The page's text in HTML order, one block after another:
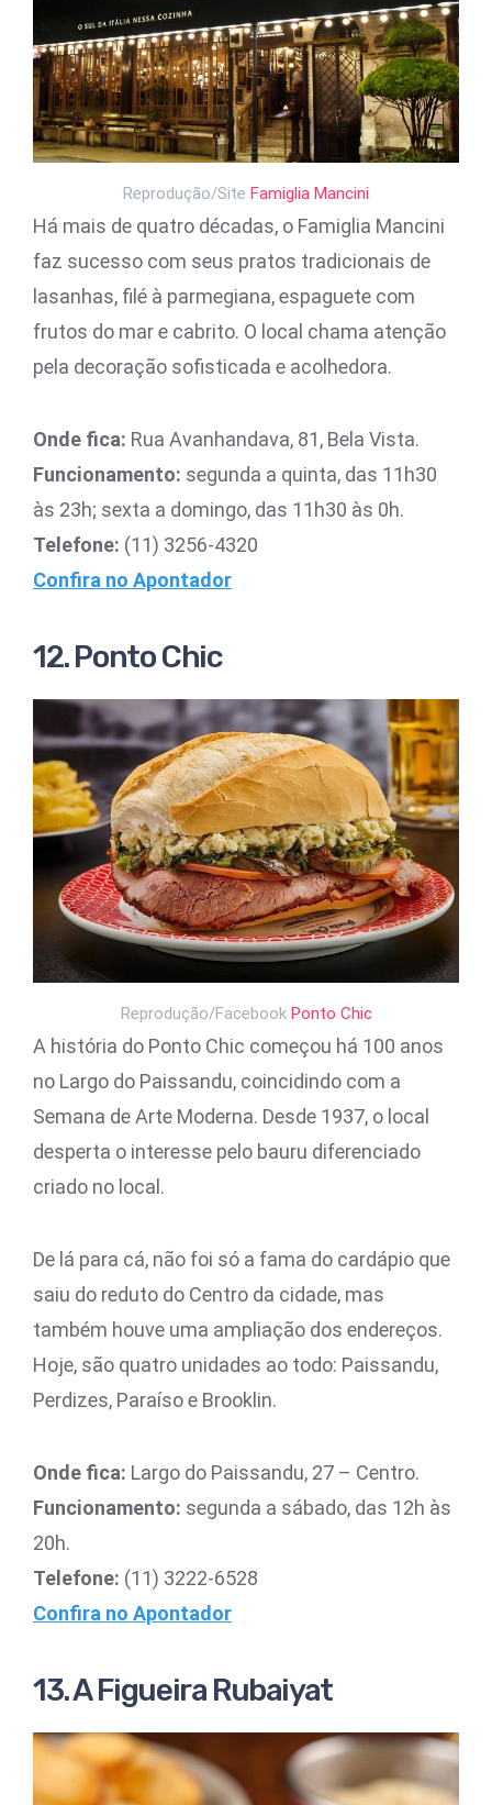
Reprodução/Site Famiglia Mancini
Há mais de quatro décadas, o Famiglia Mancini
faz sucesso com seus pratos tradicionais de
lasanhas, filé à parmegiana, espaguete com
frutos do mar e cabrito. O local chama atenção
pela decoração sofisticada e acolhedora.
Onde fica: Rua Avanhandava, 81, Bela Vista.
Funcionamento: segunda a quinta, das 11h30
às 23h; sexta a domingo, das 11h30 às 0h.
Telefone: (11) 3256-4320
Confira no Apontador
12. Ponto Chic
Reprodução/Facebook Ponto Chic
A história do Ponto Chic começou há 100 anos
no Largo do Paissandu, coincidindo com a
Semana de Arte Moderna. Desde 1937, o local
desperta o interesse pelo bauru diferenciado
criado no local.
De lá para cá, não foi só a fama do cardápio que
saiu do reduto do Centro da cidade, mas
também houve uma ampliação dos endereços.
Hoje, são quatro unidades ao todo: Paissandu,
Perdizes, Paraíso e Brooklin.
Onde fica: Largo do Paissandu, 27 – Centro.
Funcionamento: segunda a sábado, das 12h às
20h.
Telefone: (11) 3222-6528
Confira no Apontador
13. A Figueira Rubaiyat